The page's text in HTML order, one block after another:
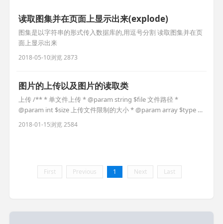
读取图集并在页面上显示出来(explode)
图集是以字符串的形式传入数据库的,用逗号分割 读取图集并在页
面上显示出来
2018-05-10浏览 2873
图片的上传以及图片的读取类
上传 /** * 单文件上传 * @param string $file 文件路径 *
@param int $size 上传文件限制的大小 * @param array $type 上
传文件的类型 * @param string $uploads 保存的路径 * @return
bool|string 返回上传保存后的路径 */ function uplo
2018-01-15浏览 2584
First Previous 1 Next Last